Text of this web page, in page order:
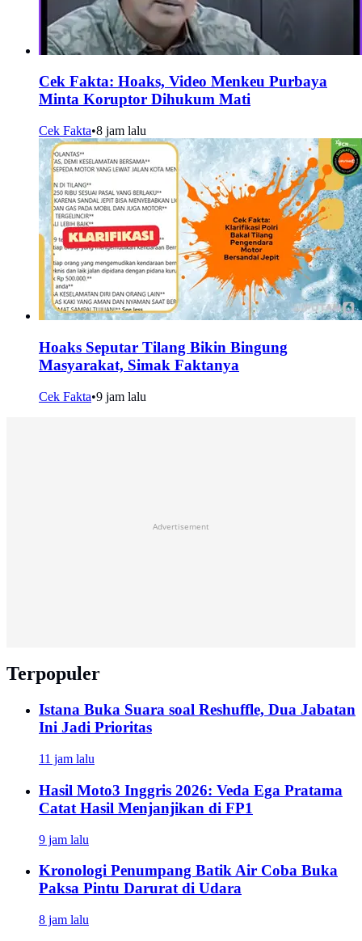
Cek Fakta: Hoaks, Video Menkeu Purbaya
Minta Koruptor Dihukum Mati
Cek Fakta•8 jam lalu
Hoaks Seputar Tilang Bikin Bingung
Masyarakat, Simak Faktanya
Cek Fakta•9 jam lalu
Advertisement
Terpopuler
Istana Buka Suara soal Reshuffle, Dua Jabatan
Ini Jadi Prioritas
11 jam lalu
Hasil Moto3 Inggris 2026: Veda Ega Pratama
Catat Hasil Menjanjikan di FP1
9 jam lalu
Kronologi Penumpang Batik Air Coba Buka
Paksa Pintu Darurat di Udara
8 jam lalu